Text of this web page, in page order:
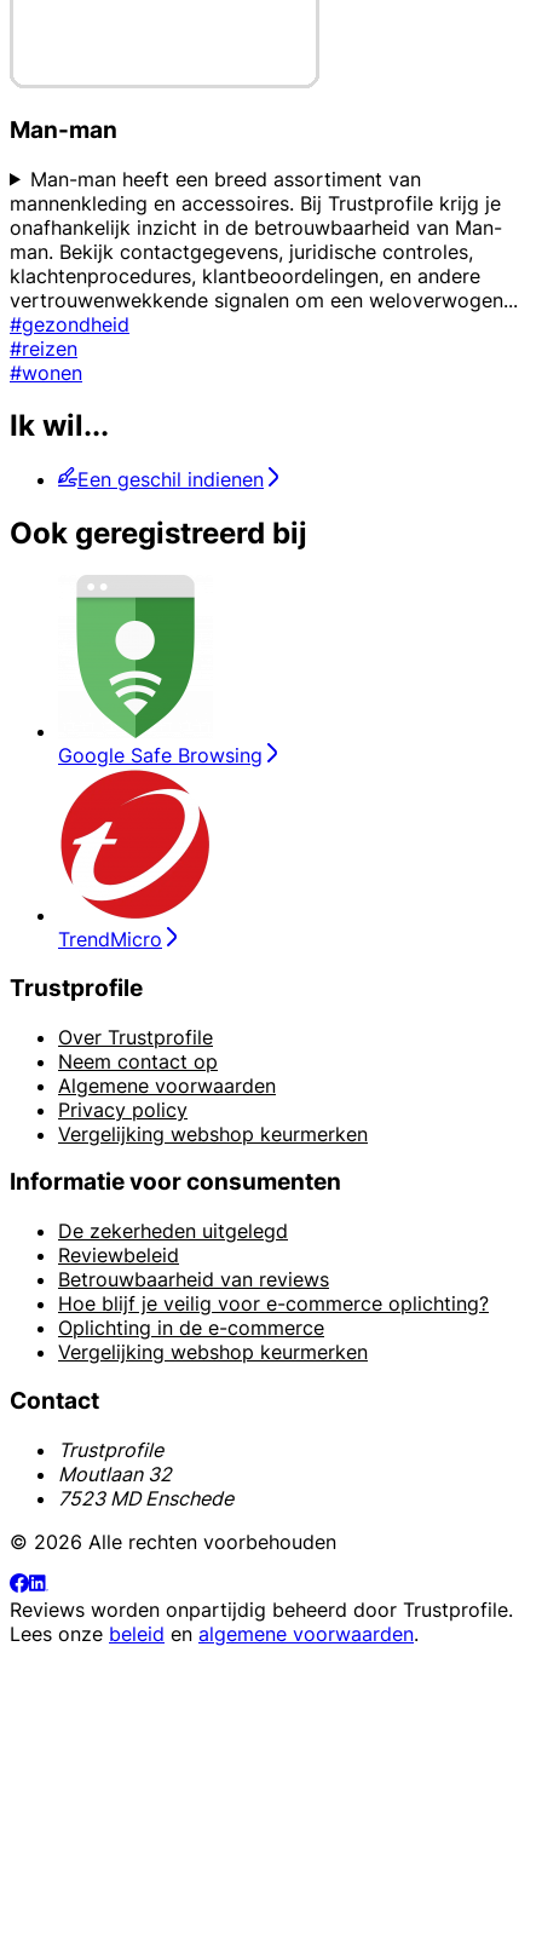
Man-man
Man-man heeft een breed assortiment van
mannenkleding en accessoires. Bij Trustprofile krijg je
onafhankelijk inzicht in de betrouwbaarheid van Man-
man. Bekijk contactgegevens, juridische controles,
klachtenprocedures, klantbeoordelingen, en andere
vertrouwenwekkende signalen om een weloverwogen...
#gezondheid
#reizen
#wonen
Ik wil...
Een geschil indienen
Ook geregistreerd bij
Google Safe Browsing
TrendMicro
Trustprofile
Over Trustprofile
Neem contact op
Algemene voorwaarden
Privacy policy
Vergelijking webshop keurmerken
Informatie voor consumenten
De zekerheden uitgelegd
Reviewbeleid
Betrouwbaarheid van reviews
Hoe blijf je veilig voor e-commerce oplichting?
Oplichting in de e-commerce
Vergelijking webshop keurmerken
Contact
Trustprofile
Moutlaan 32
7523 MD Enschede
© 2026 Alle rechten voorbehouden
Reviews worden onpartijdig beheerd door Trustprofile.
Lees onze beleid en algemene voorwaarden.